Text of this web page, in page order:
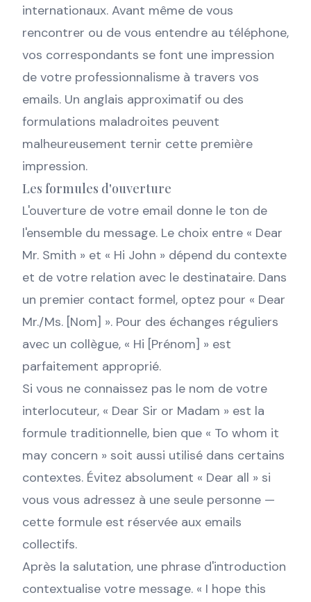
internationaux. Avant même de vous
rencontrer ou de vous entendre au téléphone,
vos correspondants se font une impression
de votre professionnalisme à travers vos
emails. Un anglais approximatif ou des
formulations maladroites peuvent
malheureusement ternir cette première
impression.
Les formules d'ouverture
L'ouverture de votre email donne le ton de
l'ensemble du message. Le choix entre « Dear
Mr. Smith » et « Hi John » dépend du contexte
et de votre relation avec le destinataire. Dans
un premier contact formel, optez pour « Dear
Mr./Ms. [Nom] ». Pour des échanges réguliers
avec un collègue, « Hi [Prénom] » est
parfaitement approprié.
Si vous ne connaissez pas le nom de votre
interlocuteur, « Dear Sir or Madam » est la
formule traditionnelle, bien que « To whom it
may concern » soit aussi utilisé dans certains
contextes. Évitez absolument « Dear all » si
vous vous adressez à une seule personne —
cette formule est réservée aux emails
collectifs.
Après la salutation, une phrase d'introduction
contextualise votre message. « I hope this